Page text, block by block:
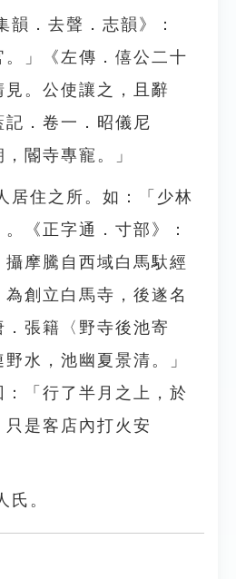
．去聲．志韻》：
。」《左傳．僖公二十
。公使讓之，且辭
．卷一．昭儀尼
閽寺專寵。」
居住之所。如：「少林
《正字通．寸部》：
攝摩騰自西域白馬馱經
創立白馬寺，後遂名
張籍〈野寺後池寄
水，池幽夏景清。」
：「行了半月之上，於
是客店內打火安
氏。